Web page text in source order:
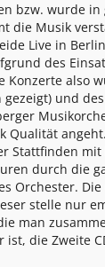
bzw. wurde
die Musik
Live in
des
Konzerte also
gezeigt) und
Qualität
Stattfinden mit
durch die
Orchester. Die
stelle nur
man
die Zweite